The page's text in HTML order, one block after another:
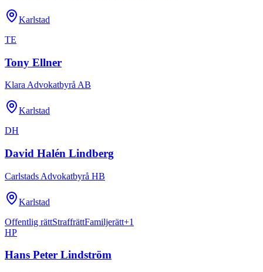
Karlstad
TE
Tony Ellner
Klara Advokatbyrå AB
Karlstad
DH
David Halén Lindberg
Carlstads Advokatbyrå HB
Karlstad
Offentlig rättStraffrättFamiljerätt+1
HP
Hans Peter Lindström